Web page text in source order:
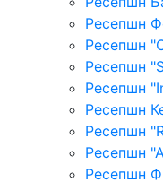
Ресепшн
Ресепшн
Ресепшн
Ресепшн
Ресепшн
Ресепшн
Ресепшн
Ресепшн